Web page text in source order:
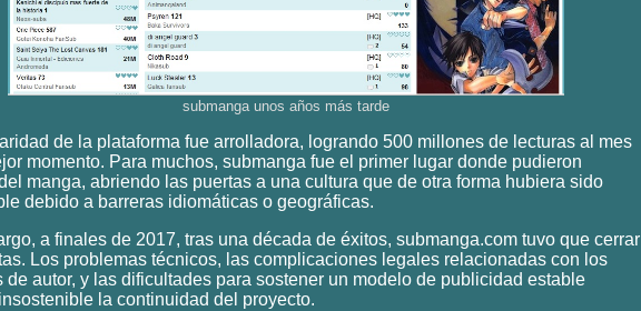
submanga unos años más tarde
de la plataforma fue arrolladora, logrando 500 millones de lecturas al mes
momento. Para muchos, submanga fue el primer lugar donde pudieron
manga, abriendo las puertas a una cultura que de otra forma hubiera sido
debido a barreras idiomáticas o geográficas.
a finales de 2017, tras una década de éxitos, submanga.com tuvo que cerrar
Los problemas técnicos, las complicaciones legales relacionadas con los
de autor, y las dificultades para sostener un modelo de publicidad estable
la continuidad del proyecto.